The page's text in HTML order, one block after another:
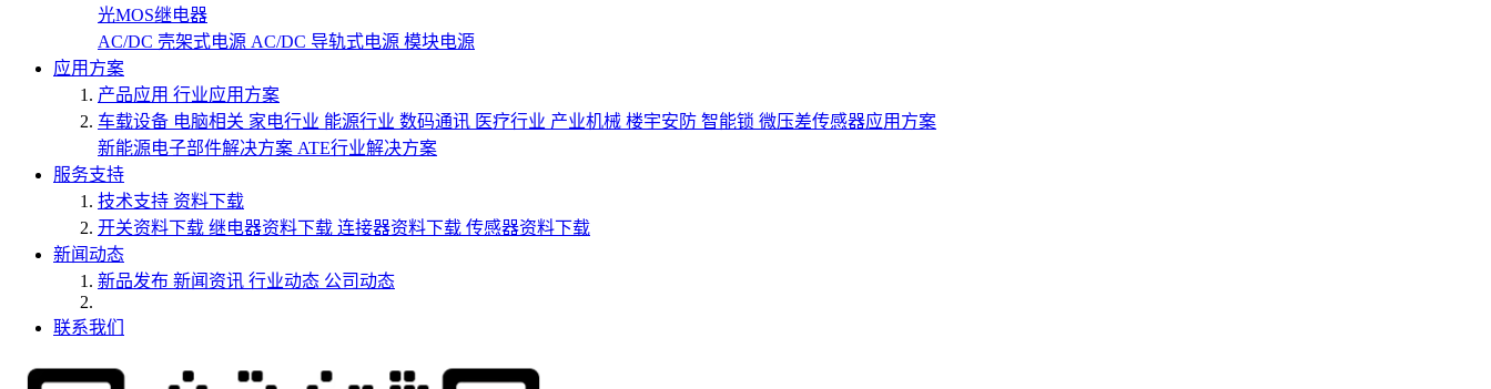
光MOS继电器
AC/DC 壳架式电源 AC/DC 导轨式电源 模块电源
应用方案
产品应用 行业应用方案
车载设备 电脑相关 家电行业 能源行业 数码通讯 医疗行业 产业机械 楼宇安防 智能锁 微压差传感器应用方案
新能源电子部件解决方案 ATE行业解决方案
服务支持
技术支持 资料下载
开关资料下载 继电器资料下载 连接器资料下载 传感器资料下载
新闻动态
新品发布 新闻资讯 行业动态 公司动态
联系我们